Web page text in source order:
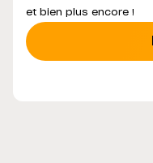
et bien plus encore !